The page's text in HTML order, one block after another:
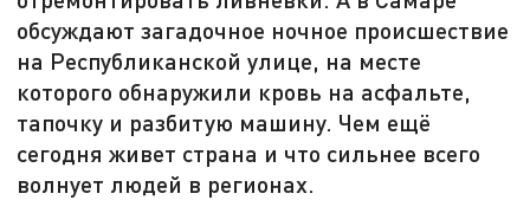
обсуждают загадочное ночное происшествие
на Республиканской улице, на месте
которого обнаружили кровь на асфальте,
тапочку и разбитую машину. Чем ещё
сегодня живет страна и что сильнее всего
волнует людей в регионах.